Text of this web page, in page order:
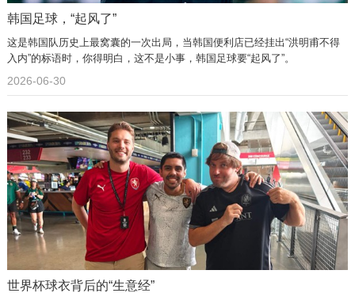
韩国足球，“起风了”
这是韩国队历史上最窝囊的一次出局，当韩国便利店已经挂出“洪明甫不得
入内”的标语时，你得明白，这不是小事，韩国足球要“起风了”。
2026-06-30
世界杯球衣背后的“生意经”